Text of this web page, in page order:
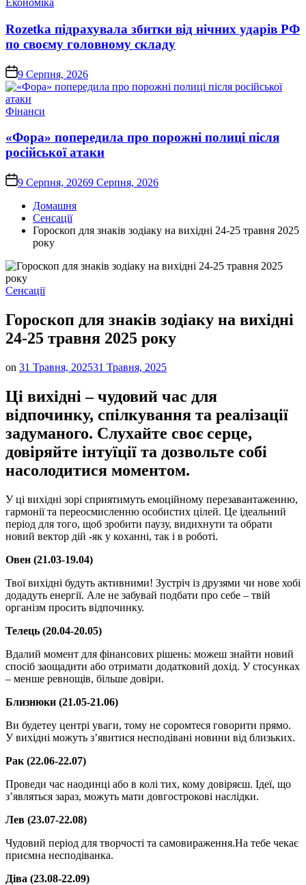
Економіка
Rozetka підрахувала збитки від нічних ударів РФ
по своєму головному складу
on9 Серпня, 2026
Опублікувати
Фінанси
«Фора» попередила про порожні полиці після
російської атаки
on9 Серпня, 20269 Серпня, 2026
Домашня
Сенсації
Гороскоп для знаків зодіаку на вихідні 24-25 травня 2025
року
Опублікувати
Сенсації
Гороскоп для знаків зодіаку на вихідні
24-25 травня 2025 року
on 31 Травня, 202531 Травня, 2025
Ці вихідні – чудовий час для
відпочинку, спілкування та реалізації
задуманого. Слухайте своє серце,
довіряйте інтуїції та дозвольте собі
насолодитися моментом.
У ці вихідні зорі сприятимуть емоційному перезавантаженню,
гармонії та переосмисленню особистих цілей. Це ідеальний
період для того, щоб зробити паузу, видихнути та обрати
новий вектор дій -як у коханні, так і в роботі.
Овен (21.03-19.04)
Твої вихідні будуть активними! Зустріч із друзями чи нове хобі
додадуть енергії. Але не забувай подбати про себе – твій
організм просить відпочинку.
Телець (20.04-20.05)
Вдалий момент для фінансових рішень: можеш знайти новий
спосіб заощадити або отримати додатковий дохід. У стосунках
– менше ревнощів, більше довіри.
Близнюки (21.05-21.06)
Ви будетеу центрі уваги, тому не соромтеся говорити прямо.
У вихідні можуть з’явитися несподівані новини від близьких.
Рак (22.06-22.07)
Проведи час наодинці або в колі тих, кому довіряєш. Ідеї, що
з’являться зараз, можуть мати довгострокові наслідки.
Лев (23.07-22.08)
Чудовий період для творчості та самовираження.На тебе чекає
приємна несподіванка.
Діва (23.08-22.09)